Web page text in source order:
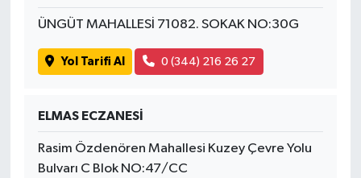
ÜNGÜT MAHALLESİ 71082. SOKAK NO:30G
Yol Tarifi Al 0 (344) 216 26 27
ELMAS ECZANESİ
Rasim Özdenören Mahallesi Kuzey Çevre Yolu
Bulvarı C Blok NO:47/CC